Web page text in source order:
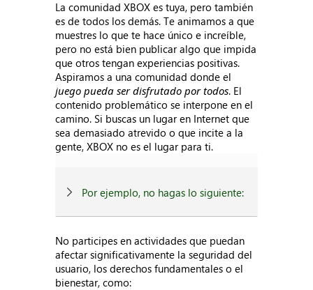
La comunidad XBOX es tuya, pero también
es de todos los demás. Te animamos a que
muestres lo que te hace único e increíble,
pero no está bien publicar algo que impida
que otros tengan experiencias positivas.
Aspiramos a una comunidad donde el
juego pueda ser disfrutado por todos. El
contenido problemático se interpone en el
camino. Si buscas un lugar en Internet que
sea demasiado atrevido o que incite a la
gente, XBOX no es el lugar para ti.
Por ejemplo, no hagas lo siguiente:
No participes en actividades que puedan
afectar significativamente la seguridad del
usuario, los derechos fundamentales o el
bienestar, como: